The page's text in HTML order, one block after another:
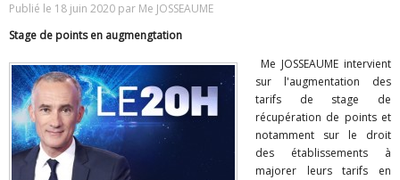
Publié le 18 juin 2020 par Me JOSSEAUME
Stage de points en augmengtation
Me JOSSEAUME intervient
sur l'augmentation des
tarifs de stage de
récupération de points et
notamment sur le droit
des établissements à
majorer leurs tarifs en